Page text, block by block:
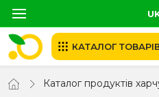
КАТАЛОГ
Каталог продуктів